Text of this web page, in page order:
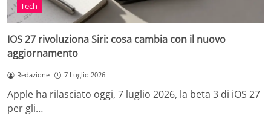
Tech
IOS 27 rivoluziona Siri: cosa cambia con il nuovo
aggiornamento
Redazione 7 Luglio 2026
Apple ha rilasciato oggi, 7 luglio 2026, la beta 3 di iOS 27
per gli…